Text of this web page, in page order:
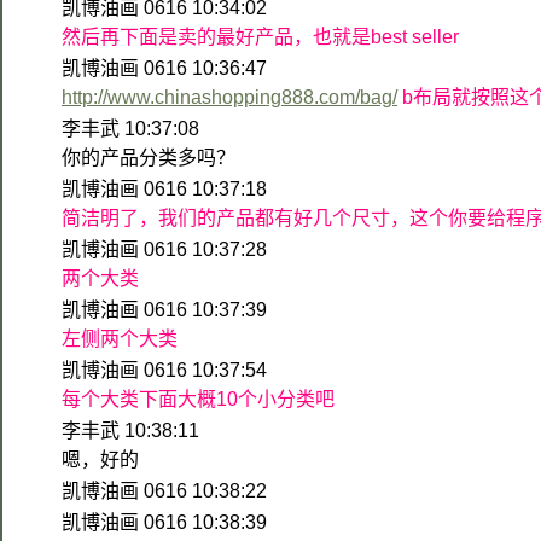
凯博油画 0616 10:34:02
然后再下面是卖的最好产品，也就是best seller
凯博油画 0616 10:36:47
http://www.chinashopping888.com/bag/b布局就按照这
李丰武 10:37:08
你的产品分类多吗？
凯博油画 0616 10:37:18
简洁明了，我们的产品都有好几个尺寸，这个你要给程
凯博油画 0616 10:37:28
两个大类
凯博油画 0616 10:37:39
左侧两个大类
凯博油画 0616 10:37:54
每个大类下面大概10个小分类吧
李丰武 10:38:11
嗯，好的
凯博油画 0616 10:38:22
凯博油画 0616 10:38:39